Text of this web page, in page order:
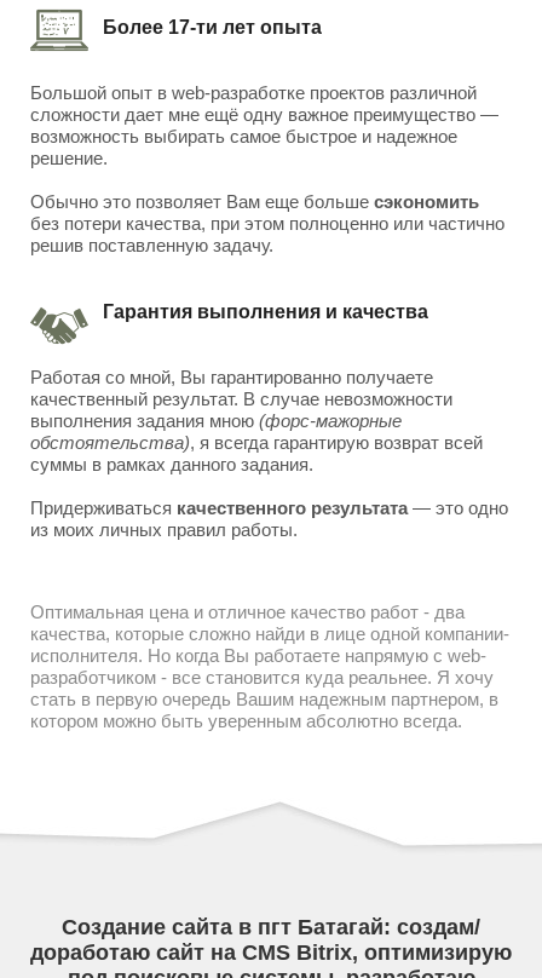
Более 17-ти лет опыта
Большой опыт в web-разработке проектов различной
сложности дает мне ещё одну важное преимущество —
возможность выбирать самое быстрое и надежное
решение.
Обычно это позволяет Вам еще больше сэкономить
без потери качества, при этом полноценно или частично
решив поставленную задачу.
Гарантия выполнения и качества
Работая со мной, Вы гарантированно получаете
качественный результат. В случае невозможности
выполнения задания мною (форс-мажорные
обстоятельства), я всегда гарантирую возврат всей
суммы в рамках данного задания.
Придерживаться качественного результата— это одно
из моих личных правил работы.
Оптимальная цена и отличное качество работ - два
качества, которые сложно найди в лице одной компании-
исполнителя. Но когда Вы работаете напрямую с web-
разработчиком - все становится куда реальнее. Я хочу
стать в первую очередь Вашим надежным партнером, в
котором можно быть уверенным абсолютно всегда.
Создание сайта в пгт Батагай: создам/
доработаю сайт на CMS Bitrix, оптимизирую